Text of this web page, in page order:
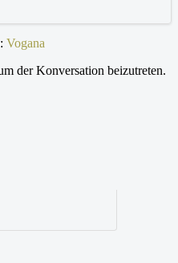
Vogana
der Konversation beizutreten.